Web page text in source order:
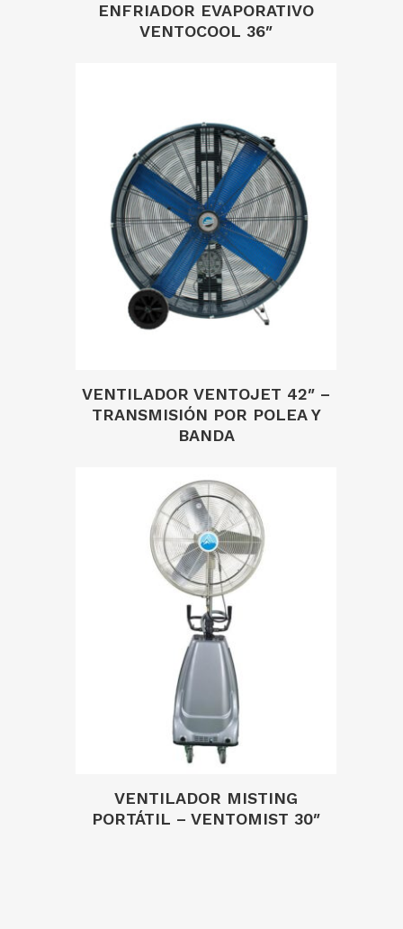
ENFRIADOR EVAPORATIVO
VENTOCOOL 36″
VENTILADOR VENTOJET 42″ –
TRANSMISIÓN POR POLEA Y
BANDA
VENTILADOR MISTING
PORTÁTIL – VENTOMIST 30″